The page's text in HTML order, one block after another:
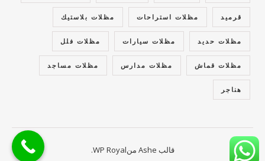
قرميد مظلات استراحات مظلات بلاستيك
مظلات حديد مظلات سيارات مظلات فلل
مظلات قماش مظلات مدارس مظلات مساجد
هناجر
قالب Ashe من WP Royal
.